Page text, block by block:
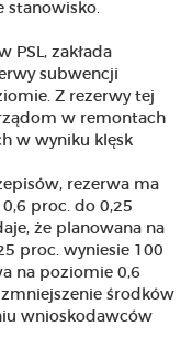
stanowisko.
PSL, zakłada
subwencji
Z rezerwy tej
w remontach
w wyniku klęsk
rezerwa ma
proc. do 0,25
że planowana na
proc. wyniesie 100
na poziomie 0,6
zmniejszenie środków
wnioskodawców